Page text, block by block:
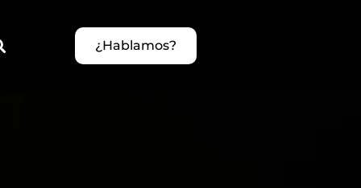
¿Hablamos?